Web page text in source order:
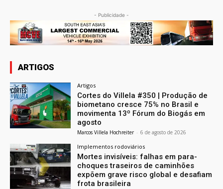
- Publicidade -
ARTIGOS
Artigos
Cortes do Villela #350 | Produção de
biometano cresce 75% no Brasil e
movimenta 13º Fórum do Biogás em
agosto
Marcos Villela Hochreiter - 6 de agosto de 2026
Implementos rodoviários
Mortes invisíveis: falhas em para-
choques traseiros de caminhões
expõem grave risco global e desafiam
frota brasileira